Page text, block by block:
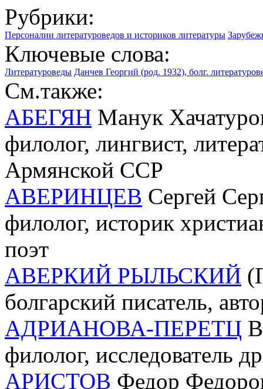
Рубрики:
Персоналии литературоведов и историков литературы
Ключевые слова:
Литературоведы Данчев Георгий (род. 1932), болг.
См.также:
АБЕГЯН Манук
филолог, лингвист,
Армянской ССР
АВЕРИНЦЕВ Сергей
филолог, историк
поэт
АВЕРКИЙ РЫЛЬСКИЙ
болгарский писатель,
АДРИАНОВА-ПЕРЕТЦ
филолог, исследователь
АРИСТОВ Федор